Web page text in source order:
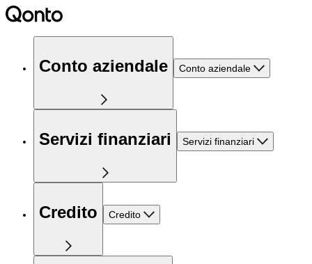
Conto aziendale Conto aziendale
Servizi finanziari Servizi finanziari
Credito Credito